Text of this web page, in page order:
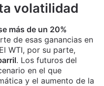
volatilidad
más de un 20%
de esas ganancias en
WTI, por su parte,
. Los futuros del
en el que
y el aumento de la